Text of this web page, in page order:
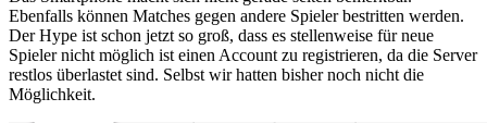
Ebenfalls können Matches gegen andere Spieler bestritten werden.
Der Hype ist schon jetzt so groß, dass es stellenweise für neue
Spieler nicht möglich ist einen Account zu registrieren, da die Server
restlos überlastet sind. Selbst wir hatten bisher noch nicht die
Möglichkeit.